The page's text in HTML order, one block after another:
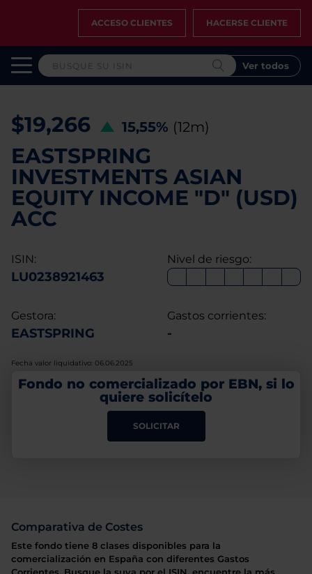
ACCESO CLIENTES HACERSE CLIENTE
Ver todos
$19,266 15,55% (12m)
EASTSPRING
INVESTMENTS ASIAN
EQUITY INCOME "D" (USD)
ACC
ISIN:
LU0238921463
Nivel de riesgo:
Gestora:
EASTSPRING
Gastos corrientes:
-
Fecha valor liquidativo: 06.06.2025
Fondo no comercializado por EBN, si lo
quiere solicítelo
SOLICITAR
Comparativa de Costes
Este fondo tiene 8 clases disponibles para la
comercialización en España con diferentes Gastos